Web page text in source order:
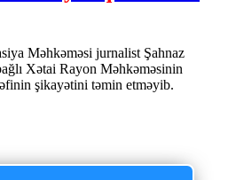
Məhkəməsi jurnalist Şahnaz
Xətai Rayon Məhkəməsinin
şikayətini təmin etməyib.